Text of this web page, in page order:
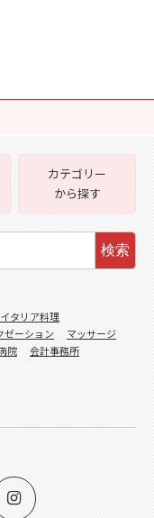
カテゴリー
から探す
検索
イタリア料理
ゼーション
マッサージ
院
会計事務所